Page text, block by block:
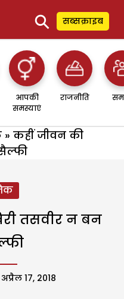
⚲ सब्सक्राइब
आपकी
समस्याएं
राजनीति
» कहीं जीवन की
तसवीर न बन
अप्रैल 17, 2018